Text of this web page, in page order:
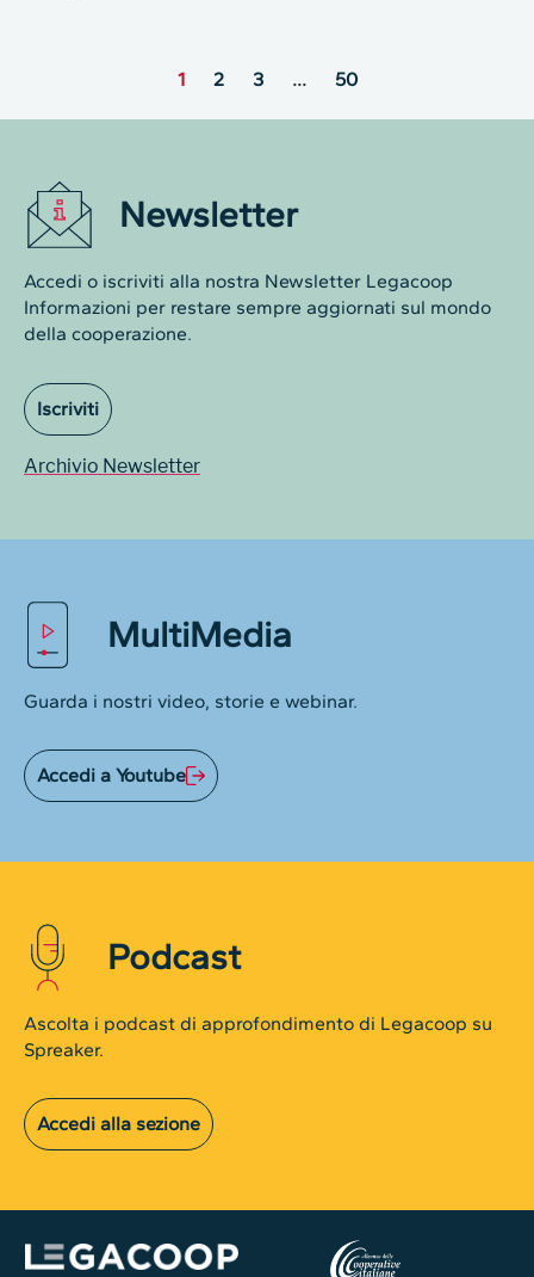
1 2 3 … 50
Newsletter
Accedi o iscriviti alla nostra Newsletter Legacoop
Informazioni per restare sempre aggiornati sul mondo
della cooperazione.
Iscriviti
Archivio Newsletter
MultiMedia
Guarda i nostri video, storie e webinar.
Accedi a Youtube
Podcast
Ascolta i podcast di approfondimento di Legacoop su
Spreaker.
Accedi alla sezione